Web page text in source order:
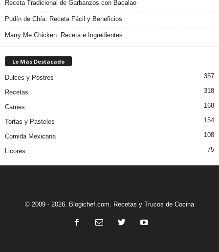
Receta Tradicional de Garbanzos con Bacalao
Pudín de Chía: Receta Fácil y Beneficios
Marry Me Chicken: Receta e Ingredientes
Lo Más Destacado
Dulces y Postres 357
Recetas 318
Carnes 168
Tortas y Pasteles 154
Comida Mexicana 108
Licores 75
© 2009 - 2026. Blogichef.com. Recetas y Trucos de Cocina